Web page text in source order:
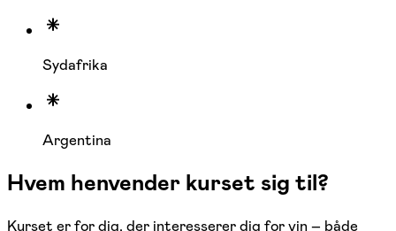
Sydafrika
Argentina
Hvem henvender kurset sig til?
Kurset er for dig, der interesserer dig for vin – både